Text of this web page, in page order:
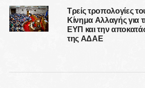
Τρείς τροπολογίες
Κίνημα Αλλαγής για
ΕΥΠ και την
της ΑΔΑΕ